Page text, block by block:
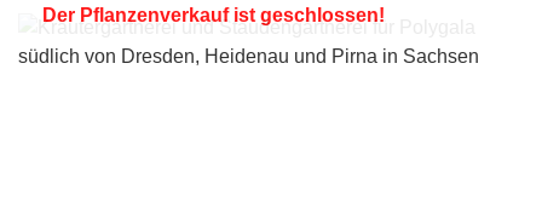
Der Pflanzenverkauf ist geschlossen!